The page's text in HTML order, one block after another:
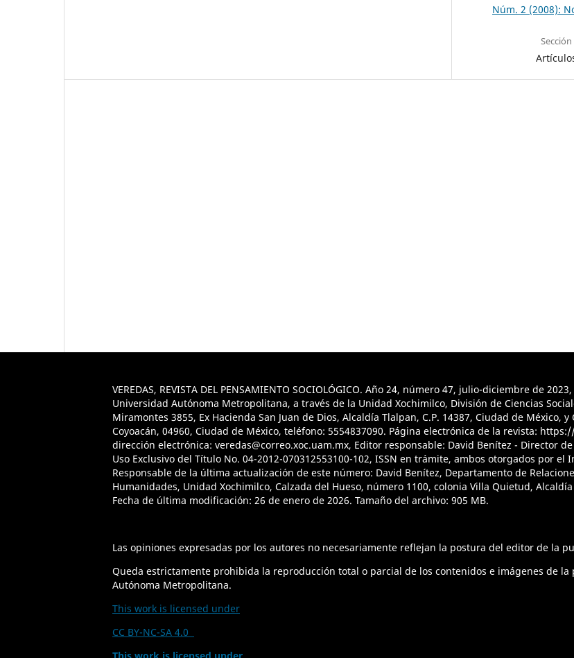
Núm. 2 (2008):
Sección
VEREDAS, REVISTA DEL PENSAMIENTO SOCIOLÓGICO. Año 24, número 47, julio-diciembre de
Universidad Autónoma Metropolitana, a través de la Unidad Xochimilco, División de Ciencias
Miramontes 3855, Ex Hacienda San Juan de Dios, Alcaldía Tlalpan, C.P. 14387, Ciudad de México,
Coyoacán, 04960, Ciudad de México, teléfono: 5554837090. Página electrónica de la revista:
dirección electrónica: veredas@correo.xoc.uam.mx, Editor responsable: David Benítez - Director
Uso Exclusivo del Título No. 04-2012-070312553100-102, ISSN en trámite, ambos otorgados por
Responsable de la última actualización de este número: David Benítez, Departamento de
Humanidades, Unidad Xochimilco, Calzada del Hueso, número 1100, colonia Villa Quietud,
Fecha de última modificación: 26 de enero de 2026. Tamaño del archivo: 905 MB.
Las opiniones expresadas por los autores no necesariamente reflejan la postura del editor de la
Queda estrictamente prohibida la reproducción total o parcial de los contenidos e imágenes de
Autónoma Metropolitana.
This work is licensed under
CC BY-NC-SA 4.0
This work is licensed under